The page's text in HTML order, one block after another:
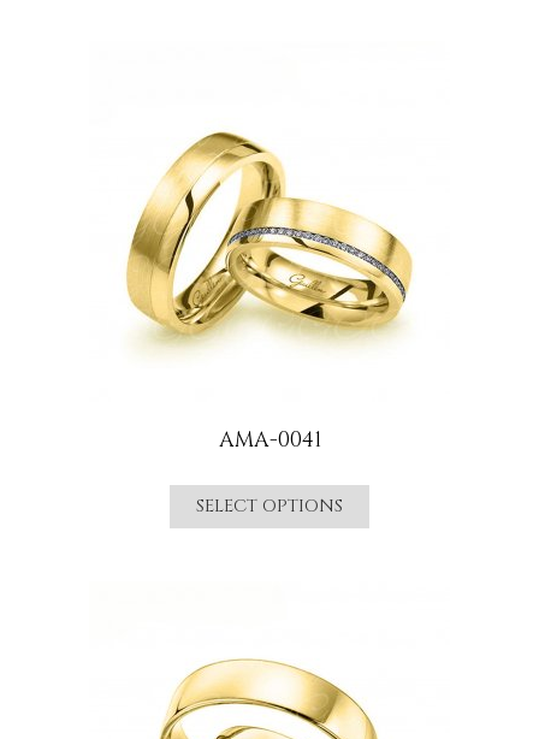
AMA-0041
SELECT OPTIONS